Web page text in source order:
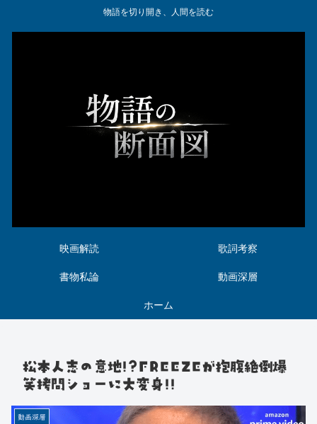
物語を切り開き、人間を読む
映画解読 歌詞考察
書物私論 動画深層
ホーム
松本人志の意地!?FREEZEが抱腹絶倒爆
笑拷問ショーに大変身!!
動画深層